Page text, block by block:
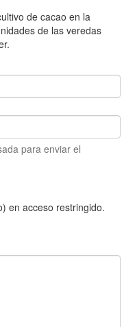
de cacao en la
de las veredas
para enviar el
en acceso restringido.